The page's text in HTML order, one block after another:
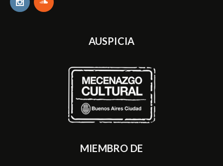
AUSPICIA
MIEMBRO DE